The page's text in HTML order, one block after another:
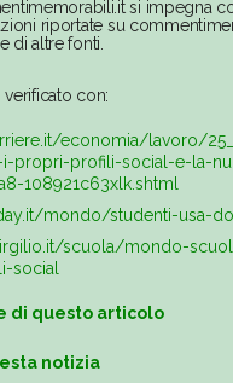
si impegna
riportate su
di altre fonti.
con:
economia/lavoro/
propri-profili-social-e-la-
108921c63xlk.shtml
mondo/studenti-usa-
scuola/mondo-
social
di questo articolo
notizia